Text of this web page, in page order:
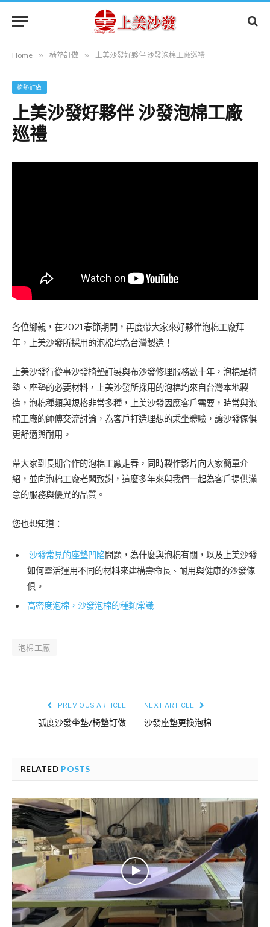
Home » 椅墊訂做 » 上美沙發好夥伴 沙發泡棉工廠巡禮
椅墊訂做
上美沙發好夥伴 沙發泡棉工廠
巡禮
各位鄉親，在2021春節期間，再度帶大家來好夥伴泡棉工廠拜
年，上美沙發所採用的泡棉均為台灣製造！
上美沙發行從事沙發椅墊訂製與布沙發修理服務數十年，泡棉是椅
墊、座墊的必要材料，上美沙發所採用的泡棉均來自台灣本地製
造，泡棉種類與規格非常多種，上美沙發因應客戶需要，時常與泡
棉工廠的師傅交流討論，為客戶打造理想的乘坐體驗，讓沙發傢俱
更舒適與耐用。
帶大家到長期合作的泡棉工廠走春，同時製作影片向大家簡單介
紹，並向泡棉工廠老闆致謝，這麼多年來與我們一起為客戶提供滿
意的服務與優異的品質。
您也想知道：
沙發常見的座墊凹陷問題，為什麼與泡棉有關，以及上美沙發
如何靈活運用不同的材料來建構壽命長、耐用與健康的沙發傢
俱。
高密度泡棉，沙發泡棉的種類常識
泡棉工廠
PREVIOUS ARTICLE
弧度沙發坐墊/椅墊訂做
NEXT ARTICLE
沙發座墊更換泡棉
RELATED POSTS